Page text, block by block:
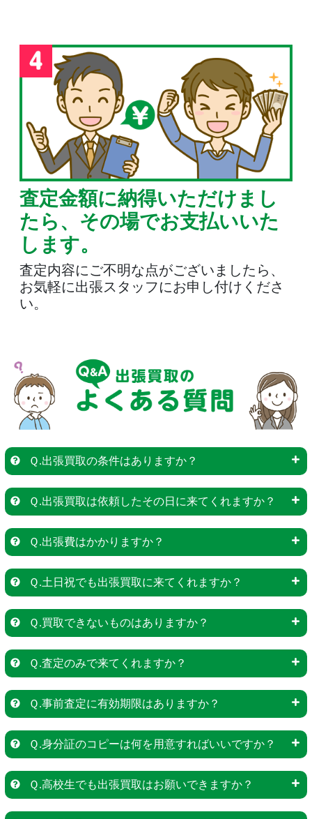
査定金額に納得いただけまし
たら、その場でお支払いいた
します。
査定内容にご不明な点がございましたら、
お気軽に出張スタッフにお申し付けくださ
い。
Ｑ.出張買取の条件はありますか？
Ｑ.出張買取は依頼したその日に来てくれますか？
Ｑ.出張費はかかりますか？
Ｑ.土日祝でも出張買取に来てくれますか？
Ｑ.買取できないものはありますか？
Ｑ.査定のみで来てくれますか？
Ｑ.事前査定に有効期限はありますか？
Ｑ.身分証のコピーは何を用意すればいいですか？
Ｑ.高校生でも出張買取はお願いできますか？